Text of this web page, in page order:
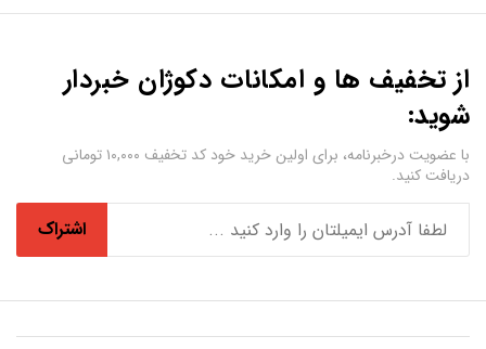
از تخفیف ها و امکانات دکوژان خبردار
شوید:
با عضویت درخبرنامه، برای اولین خرید خود کد تخفیف ۱۰,۰۰۰ تومانی
دریافت کنید.
اشتراک